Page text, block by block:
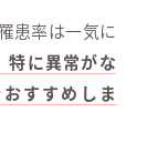
患率は一気に
特に異常がな
すすめしま